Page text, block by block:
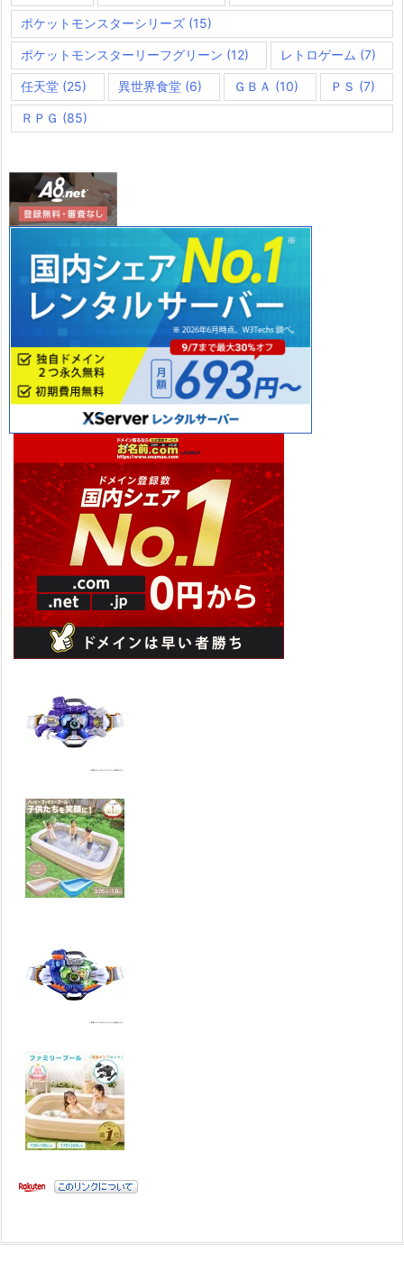
ポケットモンスターシリーズ (15)
ポケットモンスターリーフグリーン (12) レトロゲーム (7)
任天堂 (25) 異世界食堂 (6) ＧＢＡ (10) ＰＳ (7)
ＲＰＧ (85)